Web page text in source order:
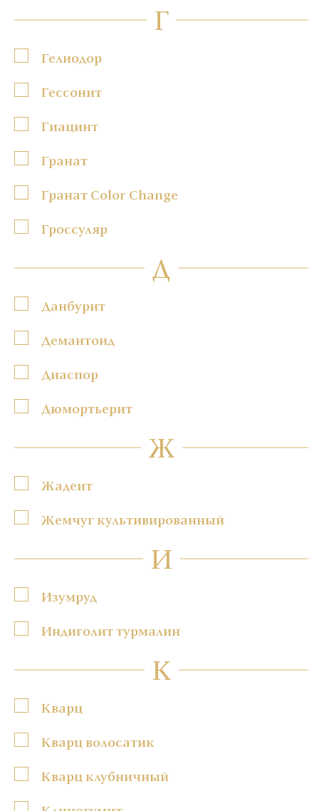
Г
Гелиодор
Гессонит
Гиацинт
Гранат
Гранат Color Change
Гроссуляр
Д
Данбурит
Демантоид
Диаспор
Дюмортьерит
Ж
Жадеит
Жемчуг культивированный
И
Изумруд
Индиголит турмалин
К
Кварц
Кварц волосатик
Кварц клубничный